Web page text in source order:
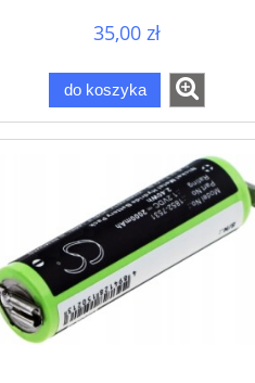
35,00 zł
do koszyka